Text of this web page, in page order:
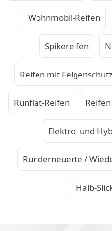
Wohnmobil-Reifen
Spikereifen
Reifen mit Felgenschutz
Runflat-Reifen
Elektro- und
Runderneuerte /
Halb-